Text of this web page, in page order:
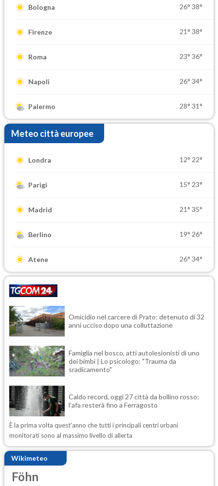
Bologna 26° 38°
Firenze 21° 38°
Roma 23° 36°
Napoli 26° 34°
Palermo 28° 31°
Meteo città europee
Londra 12° 22°
Parigi 15° 23°
Madrid 21° 35°
Berlino 19° 26°
Atene 26° 34°
Omicidio nel carcere di Prato: detenuto di 32
anni ucciso dopo una colluttazione
Famiglia nel bosco, atti autolesionisti di uno
dei bimbi | Lo psicologo: "Trauma da
sradicamento"
Caldo record, oggi 27 città da bollino rosso:
l'afa resterà fino a Ferragosto
È la prima volta quest'anno che tutti i principali centri urbani
monitorati sono al massimo livello di allerta
Wikimeteo
Föhn